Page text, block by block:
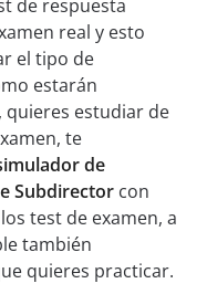
de respuesta
real y esto
el tipo de
estarán
estudiar de
te
de
Subdirector con
test de examen, a
también
quieres practicar.